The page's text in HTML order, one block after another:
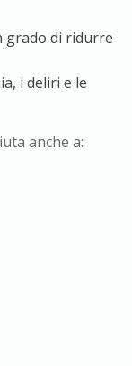
grado di ridurre
i deliri e le
anche a: